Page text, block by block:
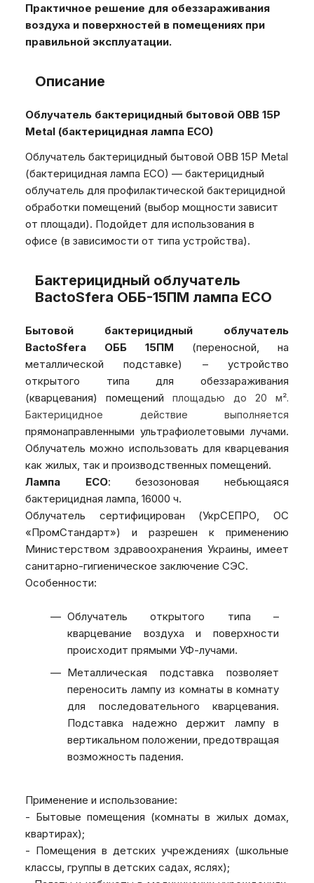
Практичное решение для обеззараживания
воздуха и поверхностей в помещениях при
правильной эксплуатации.
Описание
Облучатель бактерицидный бытовой OBB 15P
Metal (бактерицидная лампа ECO)
Облучатель бактерицидный бытовой OBB 15P Metal
(бактерицидная лампа ECO) — бактерицидный
облучатель для профилактической бактерицидной
обработки помещений (выбор мощности зависит
от площади). Подойдет для использования в
офисе (в зависимости от типа устройства).
Бактерицидный облучатель
BactoSfera ОББ-15ПМ лампа ECO
Бытовой бактерицидный облучатель
BactoSfera ОББ 15ПМ (переносной, на
металлической подставке) – устройство
открытого типа для обеззараживания
(кварцевания) помещений площадью до 20 м².
Бактерицидное действие выполняется
прямонаправленными ультрафиолетовыми лучами.
Облучатель можно использовать для кварцевания
как жилых, так и производственных помещений.
Лампа ECO: безозоновая небьющаяся
бактерицидная лампа, 16000 ч.
Облучатель сертифицирован (УкрСЕПРО, ОС
«ПромСтандарт») и разрешен к применению
Министерством здравоохранения Украины, имеет
санитарно-гигиеническое заключение СЭС.
Особенности:
Облучатель открытого типа –
кварцевание воздуха и поверхности
происходит прямыми УФ-лучами.
Металлическая подставка позволяет
переносить лампу из комнаты в комнату
для последовательного кварцевания.
Подставка надежно держит лампу в
вертикальном положении, предотвращая
возможность падения.
Применение и использование:
- Бытовые помещения (комнаты в жилых домах,
квартирах);
- Помещения в детских учреждениях (школьные
классы, группы в детских садах, яслях);